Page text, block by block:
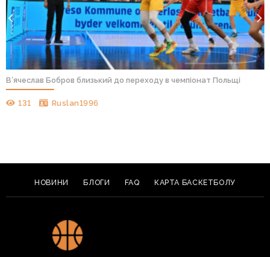
В’ячеслав Бобров близький до переходу в чемпіонат Польщі
131 Ruslan1996
НОВИНИ БЛОГИ FAQ КАРТА БАСКЕТБОЛУ